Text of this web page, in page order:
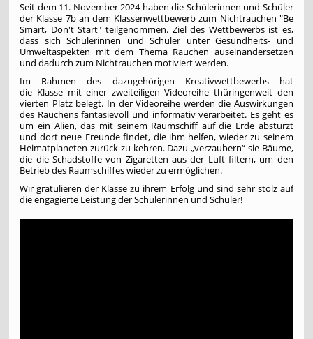
Seit dem 11. November 2024 haben die Schülerinnen und Schüler
der Klasse 7b an dem Klassenwettbewerb zum Nichtrauchen "Be
Smart, Don't Start" teilgenommen. Ziel des Wettbewerbs ist es,
dass sich Schülerinnen und Schüler unter Gesundheits- und
Umweltaspekten mit dem Thema Rauchen auseinandersetzen
und dadurch zum Nichtrauchen motiviert werden.
Im Rahmen des dazugehörigen Kreativwettbewerbs hat
die Klasse mit einer zweiteiligen Videoreihe thüringenweit den
vierten Platz belegt. In der Videoreihe werden die Auswirkungen
des Rauchens fantasievoll und informativ verarbeitet. Es geht es
um ein Alien, das mit seinem Raumschiff auf die Erde abstürzt
und dort neue Freunde findet, die ihm helfen, wieder zu seinem
Heimatplaneten zurück zu kehren. Dazu „verzaubern“ sie Bäume,
die die Schadstoffe von Zigaretten aus der Luft filtern, um den
Betrieb des Raumschiffes wieder zu ermöglichen.
Wir gratulieren der Klasse zu ihrem Erfolg und sind sehr stolz auf
die engagierte Leistung der Schülerinnen und Schüler!